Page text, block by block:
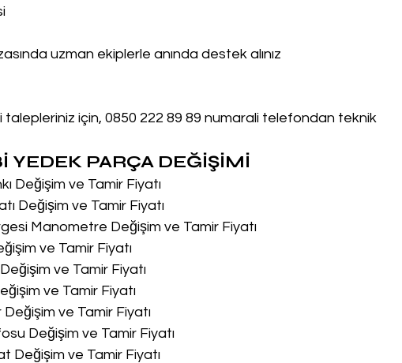
uzman ekiplerle anında destek alınız
talepleriniz için, 0850 222 89 89 numarali telefondan teknik
YEDEK PARÇA DEĞİŞİMİ
Değişim ve Tamir Fiyatı
Değişim ve Tamir Fiyatı
Manometre Değişim ve Tamir Fiyatı
ve Tamir Fiyatı
ve Tamir Fiyatı
ve Tamir Fiyatı
ve Tamir Fiyatı
Değişim ve Tamir Fiyatı
Değişim ve Tamir Fiyatı